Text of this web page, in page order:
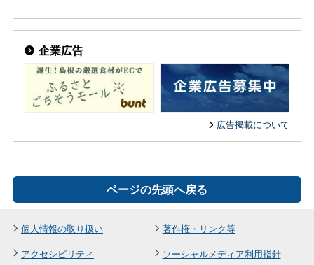
企業広告
広告掲載について
ページの先頭へ戻る
個人情報の取り扱い
著作権・リンク等
アクセシビリティ
ソーシャルメディア利用指針